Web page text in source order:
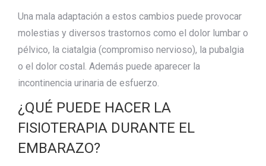
Una mala adaptación a estos cambios puede provocar
molestias y diversos trastornos como el dolor lumbar o
pélvico, la ciatalgia (compromiso nervioso), la pubalgia
o el dolor costal. Además puede aparecer la
incontinencia urinaria de esfuerzo.
¿QUÉ PUEDE HACER LA
FISIOTERAPIA DURANTE EL
EMBARAZO?